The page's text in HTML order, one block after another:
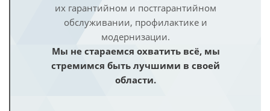
их гарантийном и постгарантийном
обслуживании, профилактике и
модернизации.
Мы не стараемся охватить всё, мы
стремимся быть лучшими в своей
области.